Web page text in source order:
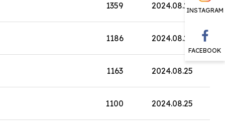
INSTAGRAM
FACEBOOK
1359 2024.08.25
1186 2024.08.25
1163 2024.08.25
1100 2024.08.25